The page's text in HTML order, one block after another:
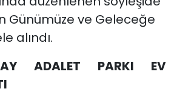
Günümüze ve Geleceğe
alındı.
ADALET PARKI EV